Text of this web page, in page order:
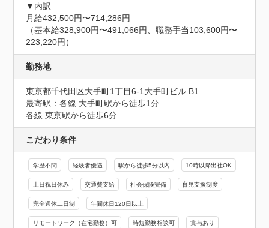
▼内訳
月給432,500円〜714,286円
（基本給328,900円〜491,066円、職務手当103,600円〜
223,220円）
勤務地
東京都千代田区大手町1丁目6-1大手町ビル B1
最寄駅：各線 大手町駅から徒歩1分
各線 東京駅から徒歩6分
こだわり条件
学歴不問 経験者優遇 駅から徒歩5分以内 10時以降出社OK
土日祝日休み 交通費支給 社会保険完備 育児支援制度
完全週休二日制 年間休日120日以上
リモートワーク（在宅勤務）可 時短勤務相談可 賞与あり